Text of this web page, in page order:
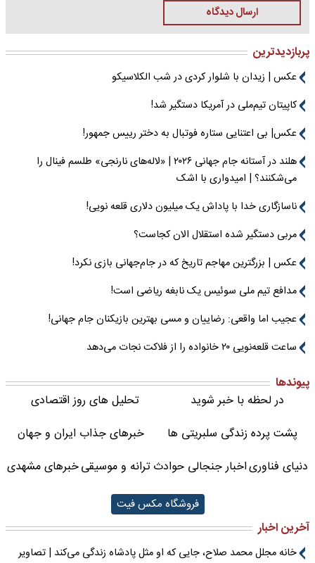
ارسال دیدگاه
پربازدیدترین
عکس | زیدان با شلوار کردی در شب الکلاسیکو
کاپیتان تیم‌ملی در آمریکا دستگیر شد!
عکس| بی اعتنایی ستاره فوتبال به دختر رییس جمهور!
هلند در آستانه جام جهانی ۲۰۲۶ | «لاله‌های نارنجی» طلسم فینال را
می‌شکنند؟ | امیدواری با اشک
ناسازگاری خدا با پاداش یک میلیون دلاری قلعه نویی!
مربی دستگیر شده استقلال الان کجاست؟
عکس | بزرگترین مهاجم تاریخ که در جام‌جهانی بازی نکرد!
مدافع تیم ملی سوئیس یک نابغه ریاضی است!
عجیب اما واقعی: رضاییان و مسی بهترین بازیکنان جام جهانی!
ساعت قلعه‌نویی ۲۰ خانواده را از فلاکت نجات می‌دهد
پیوندها
در لحظه با خبر شوید
تحلیل های روز اقتصادی
پشت پرده زندگی سلبریتی ها
خبرهای جذاب ایران و جهان
دنیای فناوریاخبار جنجالی حوادثترانه و موسیقیخبرهای مشهدی
فروشگاه مکس فیت
آخرین اخبار
خانه مجلل محمد صلاح، جایی که او مثل پادشاه زندگی می‌کند | تصاویر